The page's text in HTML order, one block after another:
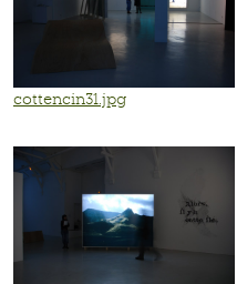
cottencin31.jpg